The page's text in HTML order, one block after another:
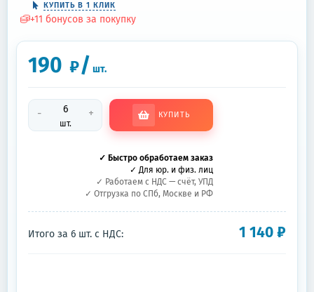
КУПИТЬ В 1 КЛИК
+11 бонусов за покупку
190 ₽/ шт.
-
шт.
+ КУПИТЬ
✓ Быстро обработаем заказ
✓ Для юр. и физ. лиц
✓ Работаем с НДС — счёт, УПД
✓ Отгрузка по СПб, Москве и РФ
Итого за 6 шт. с НДС: 1 140₽